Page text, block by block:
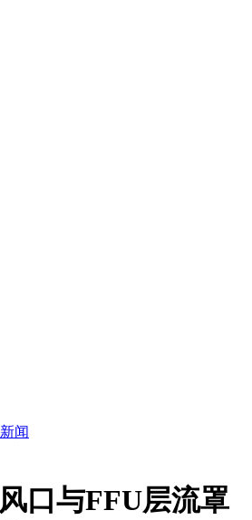
闻
口与FFU层流罩